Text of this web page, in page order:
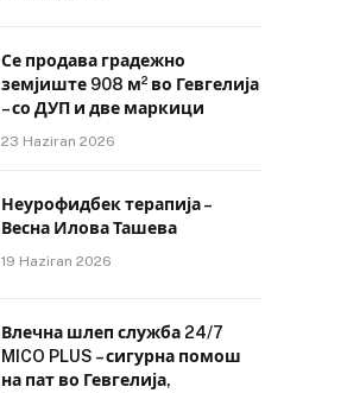
Се продава градежно
земјиште 908 м² во Гевгелија
– со ДУП и две маркици
23 Haziran 2026
Неурофидбек терапија –
Весна Илова Ташева
19 Haziran 2026
Влечна шлеп служба 24/7
MICO PLUS – сигурна помош
на пат во Гевгелија,